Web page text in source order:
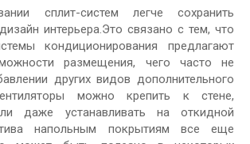
сплит-систем легче сохранить
интерьера.Это связано с тем, что
кондиционирования предлагают
размещения, чего часто не
других видов дополнительного
можно крепить к стене,
даже устанавливать на откидной
напольным покрытиям все еще